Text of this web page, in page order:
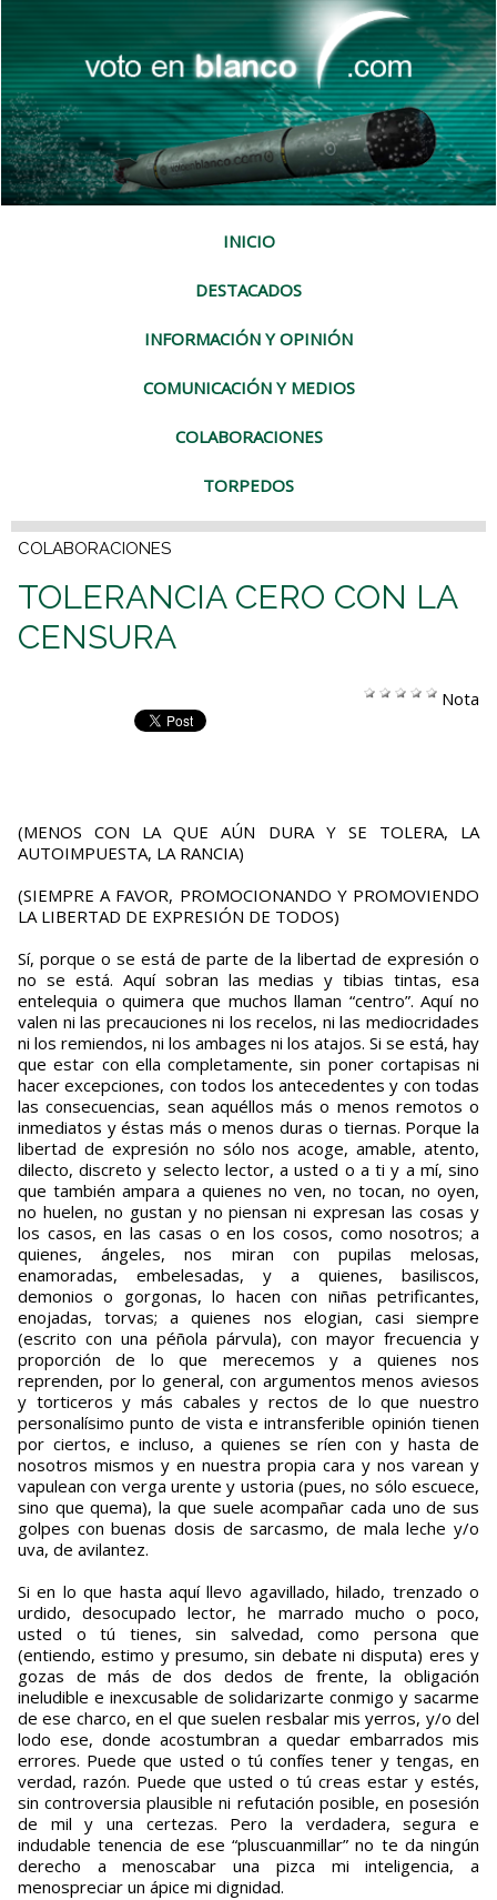
INICIO
DESTACADOS
INFORMACIÓN Y OPINIÓN
COMUNICACIÓN Y MEDIOS
COLABORACIONES
TORPEDOS
COLABORACIONES
TOLERANCIA CERO CON LA
CENSURA
Nota
(MENOS CON LA QUE AÚN DURA Y SE TOLERA, LA
AUTOIMPUESTA, LA RANCIA)
(SIEMPRE A FAVOR, PROMOCIONANDO Y PROMOVIENDO
LA LIBERTAD DE EXPRESIÓN DE TODOS)
Sí, porque o se está de parte de la libertad de expresión o
no se está. Aquí sobran las medias y tibias tintas, esa
entelequia o quimera que muchos llaman “centro”. Aquí no
valen ni las precauciones ni los recelos, ni las mediocridades
ni los remiendos, ni los ambages ni los atajos. Si se está, hay
que estar con ella completamente, sin poner cortapisas ni
hacer excepciones, con todos los antecedentes y con todas
las consecuencias, sean aquéllos más o menos remotos o
inmediatos y éstas más o menos duras o tiernas. Porque la
libertad de expresión no sólo nos acoge, amable, atento,
dilecto, discreto y selecto lector, a usted o a ti y a mí, sino
que también ampara a quienes no ven, no tocan, no oyen,
no huelen, no gustan y no piensan ni expresan las cosas y
los casos, en las casas o en los cosos, como nosotros; a
quienes, ángeles, nos miran con pupilas melosas,
enamoradas, embelesadas, y a quienes, basiliscos,
demonios o gorgonas, lo hacen con niñas petrificantes,
enojadas, torvas; a quienes nos elogian, casi siempre
(escrito con una péñola párvula), con mayor frecuencia y
proporción de lo que merecemos y a quienes nos
reprenden, por lo general, con argumentos menos aviesos
y torticeros y más cabales y rectos de lo que nuestro
personalísimo punto de vista e intransferible opinión tienen
por ciertos, e incluso, a quienes se ríen con y hasta de
nosotros mismos y en nuestra propia cara y nos varean y
vapulean con verga urente y ustoria (pues, no sólo escuece,
sino que quema), la que suele acompañar cada uno de sus
golpes con buenas dosis de sarcasmo, de mala leche y/o
uva, de avilantez.
Si en lo que hasta aquí llevo agavillado, hilado, trenzado o
urdido, desocupado lector, he marrado mucho o poco,
usted o tú tienes, sin salvedad, como persona que
(entiendo, estimo y presumo, sin debate ni disputa) eres y
gozas de más de dos dedos de frente, la obligación
ineludible e inexcusable de solidarizarte conmigo y sacarme
de ese charco, en el que suelen resbalar mis yerros, y/o del
lodo ese, donde acostumbran a quedar embarrados mis
errores. Puede que usted o tú confíes tener y tengas, en
verdad, razón. Puede que usted o tú creas estar y estés,
sin controversia plausible ni refutación posible, en posesión
de mil y una certezas. Pero la verdadera, segura e
indudable tenencia de ese “pluscuanmillar” no te da ningún
derecho a menoscabar una pizca mi inteligencia, a
menospreciar un ápice mi dignidad.